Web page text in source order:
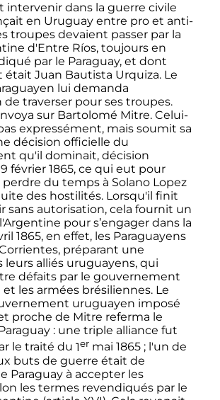
intervenir dans la guerre civile
en Uruguay entre pro et anti-
troupes devaient passer par la
d'Entre Ríos, toujours en
par le Paraguay, et dont
était Juan Bautista Urquiza. Le
lui demanda
de traverser pour ses troupes.
sur Bartolomé Mitre. Celui-
expressément, mais soumit sa
décision officielle du
qu'il dominait, décision
9 février 1865, ce qui eut pour
du temps à Solano Lopez
des hostilités. Lorsqu'il finit
sans autorisation, cela fournit un
pour s’engager dans la
1865, en effet, les Paraguayens
préparant une
leurs alliés uruguayens, qui
défaits par le gouvernement
les armées brésiliennes. Le
uruguayen imposé
proche de Mitre referma le
: une triple alliance fut
le traité du 1ermai 1865 ; l'un de
buts de guerre était de
Paraguay à accepter les
les termes revendiqués par le